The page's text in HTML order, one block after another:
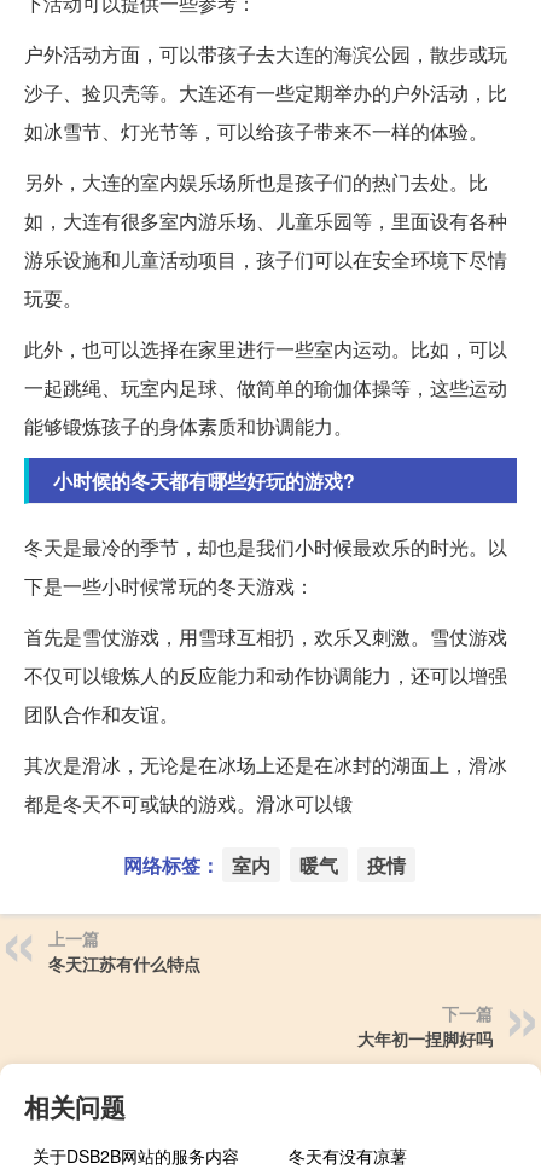
户外活动方面，可以带孩子去大连的海滨公园，散步或玩
沙子、捡贝壳等。大连还有一些定期举办的户外活动，比
如冰雪节、灯光节等，可以给孩子带来不一样的体验。
另外，大连的室内娱乐场所也是孩子们的热门去处。比
如，大连有很多室内游乐场、儿童乐园等，里面设有各种
游乐设施和儿童活动项目，孩子们可以在安全环境下尽情
玩耍。
此外，也可以选择在家里进行一些室内运动。比如，可以
一起跳绳、玩室内足球、做简单的瑜伽体操等，这些运动
能够锻炼孩子的身体素质和协调能力。
小时候的冬天都有哪些好玩的游戏?
冬天是最冷的季节，却也是我们小时候最欢乐的时光。以
下是一些小时候常玩的冬天游戏：
首先是雪仗游戏，用雪球互相扔，欢乐又刺激。雪仗游戏
不仅可以锻炼人的反应能力和动作协调能力，还可以增强
团队合作和友谊。
其次是滑冰，无论是在冰场上还是在冰封的湖面上，滑冰
都是冬天不可或缺的游戏。滑冰可以锻
网络标签： 室内 暖气 疫情
上一篇
冬天江苏有什么特点
下一篇
大年初一捏脚好吗
相关问题
关于DSB2B网站的服务内容
冬天有没有凉薯